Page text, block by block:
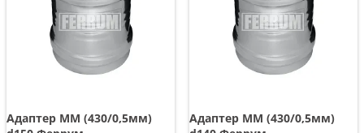
Адаптер ММ (430/0,5мм)
Адаптер ММ (430/0,5мм)